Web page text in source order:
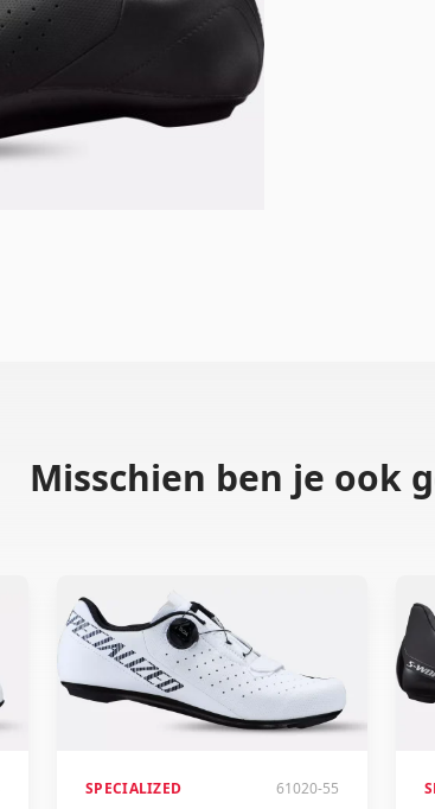
Misschien ben je ook
SPECIALIZED 61020-55